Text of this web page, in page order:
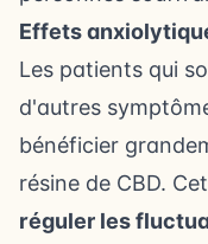
Effets
Les patients qui
d'autres
bénéficier
résine de CBD.
réguler les